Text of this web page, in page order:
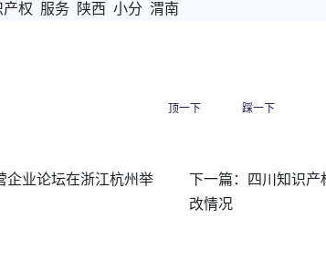
权 服务 陕西 小分 渭南
顶一下 踩一下
企业论坛在浙江杭州举
下一篇：
四川知识
改情况